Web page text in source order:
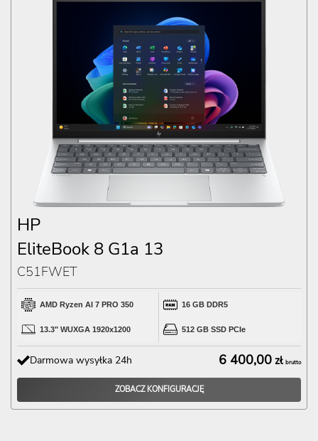
HP
EliteBook 8 G1a 13
C51FWET
AMD Ryzen AI 7 PRO 350 16 GB DDR5
13.3" WUXGA 1920x1200 512 GB SSD PCIe
Darmowa wysyłka 24h 6 400,00 zł brutto
ZOBACZ KONFIGURACJĘ